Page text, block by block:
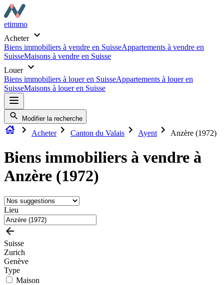
etimmo
Acheter
Biens immobiliers à vendre en SuisseAppartements à vendre en
SuisseMaisons à vendre en Suisse
Louer
Biens immobiliers à louer en SuisseAppartements à louer en
SuisseMaisons à louer en Suisse
Modifier la recherche
Acheter Canton du Valais Ayent Anzère (1972)
Biens immobiliers à vendre à
Anzère (1972)
Lieu
Suisse
Zurich
Genève
Type
Maison